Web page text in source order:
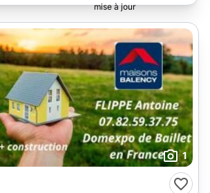
Rénovation
1